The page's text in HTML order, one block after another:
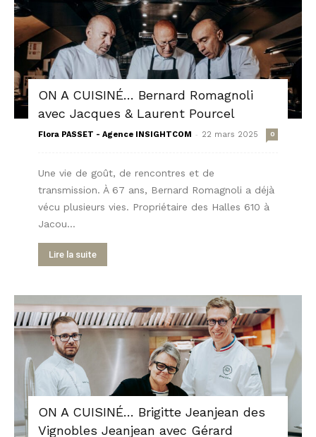
ON A CUISINÉ… Bernard Romagnoli
avec Jacques & Laurent Pourcel
Flora PASSET - Agence INSIGHTCOM - 22 mars 2025 0
Une vie de goût, de rencontres et de
transmission. À 67 ans, Bernard Romagnoli a déjà
vécu plusieurs vies. Propriétaire des Halles 610 à
Jacou...
Lire la suite
ON A CUISINÉ… Brigitte Jeanjean des
Vignobles Jeanjean avec Gérard